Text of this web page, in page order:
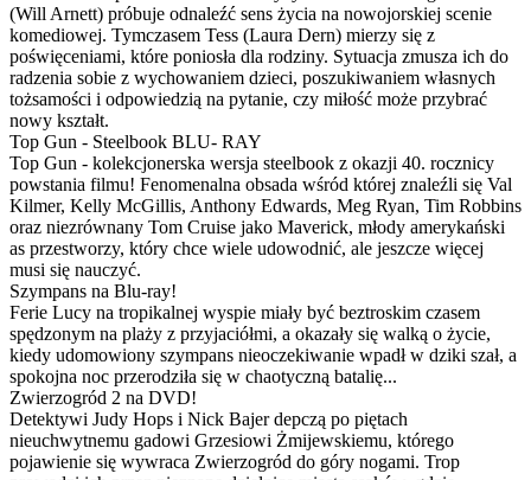
(Will Arnett) próbuje odnaleźć sens życia na nowojorskiej scenie
komediowej. Tymczasem Tess (Laura Dern) mierzy się z
poświęceniami, które poniosła dla rodziny. Sytuacja zmusza ich do
radzenia sobie z wychowaniem dzieci, poszukiwaniem własnych
tożsamości i odpowiedzią na pytanie, czy miłość może przybrać
nowy kształt.
Top Gun - Steelbook BLU- RAY
Top Gun - kolekcjonerska wersja steelbook z okazji 40. rocznicy
powstania filmu! Fenomenalna obsada wśród której znaleźli się Val
Kilmer, Kelly McGillis, Anthony Edwards, Meg Ryan, Tim Robbins
oraz niezrównany Tom Cruise jako Maverick, młody amerykański
as przestworzy, który chce wiele udowodnić, ale jeszcze więcej
musi się nauczyć.
Szympans na Blu-ray!
Ferie Lucy na tropikalnej wyspie miały być beztroskim czasem
spędzonym na plaży z przyjaciółmi, a okazały się walką o życie,
kiedy udomowiony szympans nieoczekiwanie wpadł w dziki szał, a
spokojna noc przerodziła się w chaotyczną batalię...
Zwierzogród 2 na DVD!
Detektywi Judy Hops i Nick Bajer depczą po piętach
nieuchwytnemu gadowi Grzesiowi Żmijewskiemu, którego
pojawienie się wywraca Zwierzogród do góry nogami. Trop